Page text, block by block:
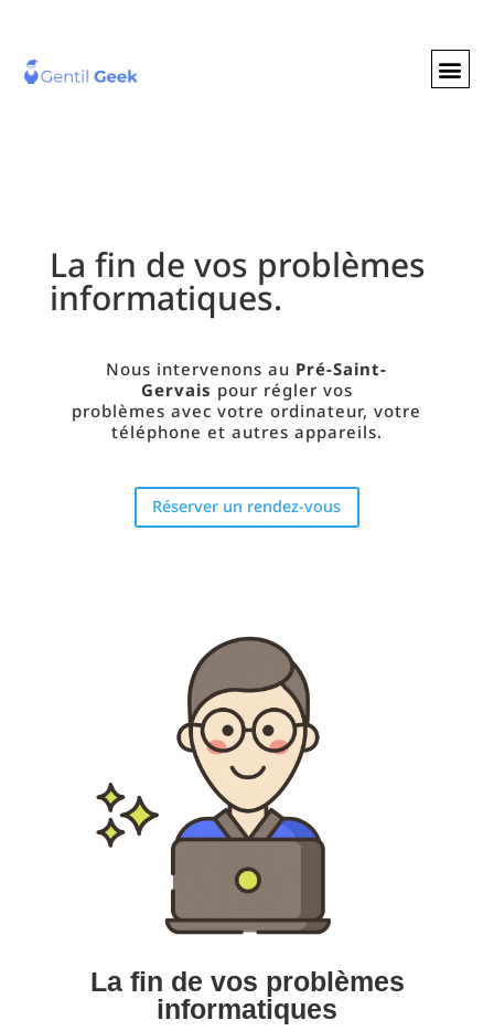
La fin de vos problèmes
informatiques.
Nous intervenons au Pré-Saint-
Gervais pour régler vos
problèmesavec votre ordinateur, votre
téléphone et autres appareils.
Réserver un rendez-vous
La fin de vos problèmes
informatiques